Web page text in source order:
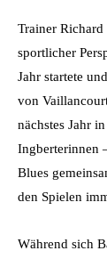
Trainer
sportlicher
Jahr startete
von
nächstes Jahr
Ingberterinnen
Blues
den Spielen
Während sich